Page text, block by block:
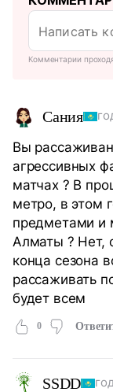
Комментарии
Сания
Вы
агрессивных
матчах ? В
метро, в этом
предметами и
Алматы ? Нет,
конца сезона
рассаживать
будет всем
0
SSDD